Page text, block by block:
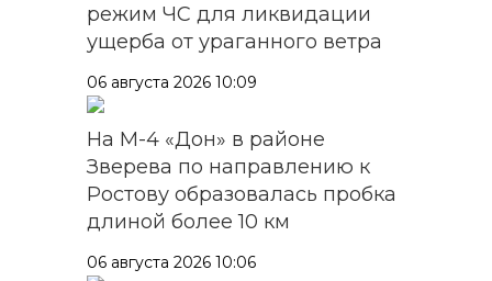
режим ЧС для ликвидации
ущерба от ураганного ветра
06 августа 2026 10:09
На М-4 «Дон» в районе
Зверева по направлению к
Ростову образовалась пробка
длиной более 10 км
06 августа 2026 10:06